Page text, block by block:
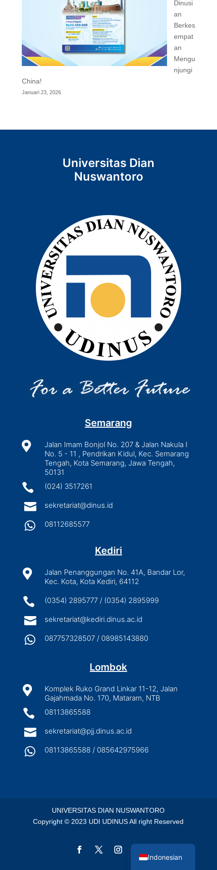
Dinusi
an
Berkes
empat
an
Mengu
njungi
China!
Januari 23, 2026
Universitas Dian
Nuswantoro
Semarang

Jalan Imam Bonjol No. 207 & Jalan Nakula I
No. 5 - 11 , Pendrikan Kidul, Kec. Semarang
Tengah, Kota Semarang, Jawa Tengah,
50131
 (024) 3517261
 sekretariat@dinus.id
 08112685577
Kediri

Jalan Penanggungan No. 41A, Bandar Lor,
Kec. Kota, Kota Kediri, 64112
 (0354) 2895777 / (0354) 2895999
 sekretariat@kediri.dinus.ac.id
 087757328507 / 08985143880
Lombok

Komplek Ruko Grand Linkar 11-12, Jalan
Gajahmada No. 170, Mataram, NTB
 08113865588
 sekretariat@pjj.dinus.ac.id
 08113865588 / 085642975966
UNIVERSITAS DIAN NUSWANTORO
Copyright © 2023 UDI UDINUS All right Reserved
Indonesian